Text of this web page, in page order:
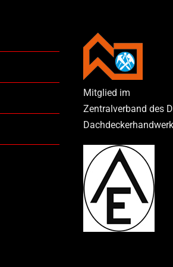
Mitglied im
Zentralverband des